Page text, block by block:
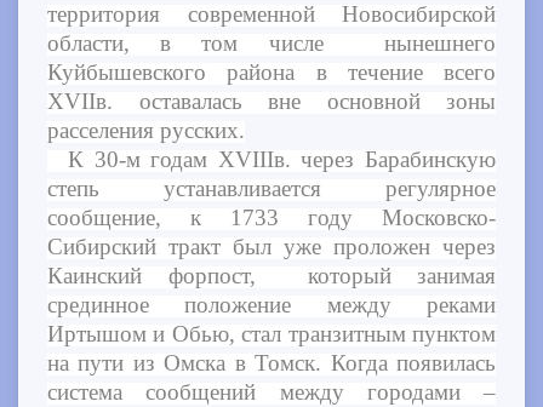
территория современной Новосибирской
области, в том числе нынешнего
Куйбышевского района в течение всего
ХVIIв. оставалась вне основной зоны
расселения русских.
К 30-м годам XVIIIв. через Барабинскую
степь устанавливается регулярное
сообщение, к 1733 году Московско-
Сибирский тракт был уже проложен через
Каинский форпост, который занимая
срединное положение между реками
Иртышом и Обью, стал транзитным пунктом
на пути из Омска в Томск. Когда появилась
система сообщений между городами –